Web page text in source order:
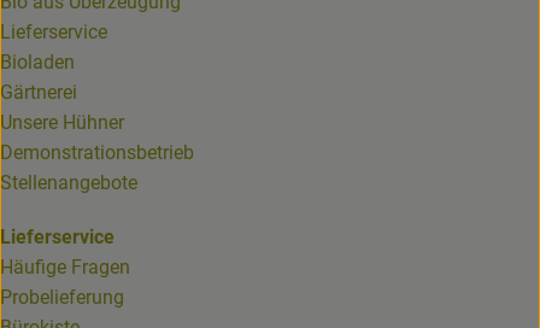
Lieferservice
Bioladen
Gärtnerei
Unsere Hühner
Demonstrationsbetrieb
Stellenangebote
Lieferservice
Häufige Fragen
Probelieferung